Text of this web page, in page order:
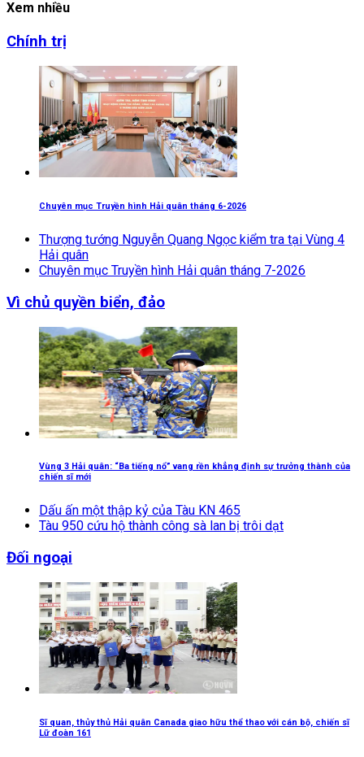
Xem nhiều
Chính trị
Chuyên mục Truyền hình Hải quân tháng 6-2026
Thượng tướng Nguyễn Quang Ngọc kiểm tra tại Vùng 4
Hải quân
Chuyên mục Truyền hình Hải quân tháng 7-2026
Vì chủ quyền biển, đảo
Vùng 3 Hải quân: “Ba tiếng nổ” vang rền khẳng định sự trưởng thành của
chiến sĩ mới
Dấu ấn một thập kỷ của Tàu KN 465
Tàu 950 cứu hộ thành công sà lan bị trôi dạt
Đối ngoại
Sĩ quan, thủy thủ Hải quân Canada giao hữu thể thao với cán bộ, chiến sĩ
Lữ đoàn 161